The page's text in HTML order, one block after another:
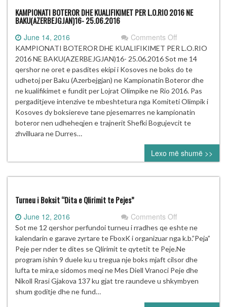
KAMPIONATI BOTEROR DHE KUALIFIKIMET PER L.O.RIO 2016 NE
BAKU(AZERBEJGJAN)16- 25.06.2016
June 14, 2016 Comments Offon
KAMPIONATI
BOTEROR
DHE
KUALIFIKIMET
PER
L.O.RIO
2016
NE
25.06.2016
KAMPIONATI BOTEROR DHE KUALIFIKIMET PER L.O.RIO
2016 NE BAKU(AZERBEJGJAN)16- 25.06.2016 Sot me 14
qershor ne oret e pasdites ekipi i Kosoves ne boks do te
udhetoj per Baku (Azerbejgjan) ne Kampionatin Boteror dhe
ne kualifikimet e fundit per Lojrat Olimpike ne Rio 2016. Pas
pergaditjeve intenzive te mbeshtetura nga Komiteti Olimpik i
Kosoves dy boksiereve tane pjesemarres ne kampionatin
boteror nen udheheqjen e trajnerit Shefki Bogujevcit te
zhvilluara ne Durres…
Lexo më shumë >>
Turneu i Boksit “Dita e Qlirimit te Pejes”
June 12, 2016 Comments Offon
Turneu
i
Boksit
“Dita
e
Qlirimit
Pejes”
Sot me 12 qershor perfundoi turneu i rradhes qe eshte ne
kalendarin e garave zyrtare te FboxK i organizuar nga k.b.”Peja”
Peje per nder te dites se Qlirimit te qytetit te Peje.Ne
program ishin 9 duele ku u tregua nje boks mjaft cilsor dhe
lufta te mira,e sidomos meqi ne Mes Diell Vranoci Peje dhe
Nikoll Rrasi Gjakova 137 ku gjat tre raundeve u shkymbyen
shum goditje dhe ne fund…